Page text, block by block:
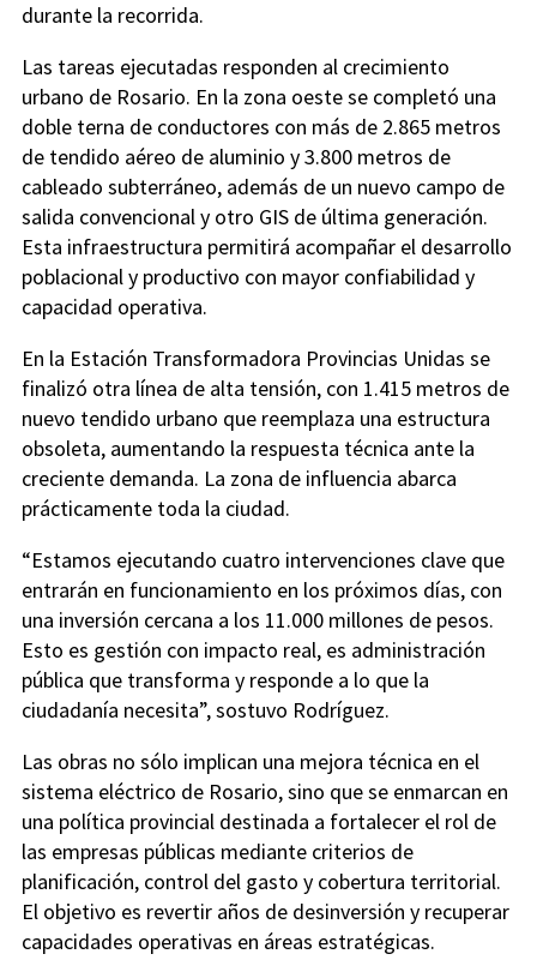
durante la recorrida.
Las tareas ejecutadas responden al crecimiento
urbano de Rosario. En la zona oeste se completó una
doble terna de conductores con más de 2.865 metros
de tendido aéreo de aluminio y 3.800 metros de
cableado subterráneo, además de un nuevo campo de
salida convencional y otro GIS de última generación.
Esta infraestructura permitirá acompañar el desarrollo
poblacional y productivo con mayor confiabilidad y
capacidad operativa.
En la Estación Transformadora Provincias Unidas se
finalizó otra línea de alta tensión, con 1.415 metros de
nuevo tendido urbano que reemplaza una estructura
obsoleta, aumentando la respuesta técnica ante la
creciente demanda. La zona de influencia abarca
prácticamente toda la ciudad.
“Estamos ejecutando cuatro intervenciones clave que
entrarán en funcionamiento en los próximos días, con
una inversión cercana a los 11.000 millones de pesos.
Esto es gestión con impacto real, es administración
pública que transforma y responde a lo que la
ciudadanía necesita”, sostuvo Rodríguez.
Las obras no sólo implican una mejora técnica en el
sistema eléctrico de Rosario, sino que se enmarcan en
una política provincial destinada a fortalecer el rol de
las empresas públicas mediante criterios de
planificación, control del gasto y cobertura territorial.
El objetivo es revertir años de desinversión y recuperar
capacidades operativas en áreas estratégicas.